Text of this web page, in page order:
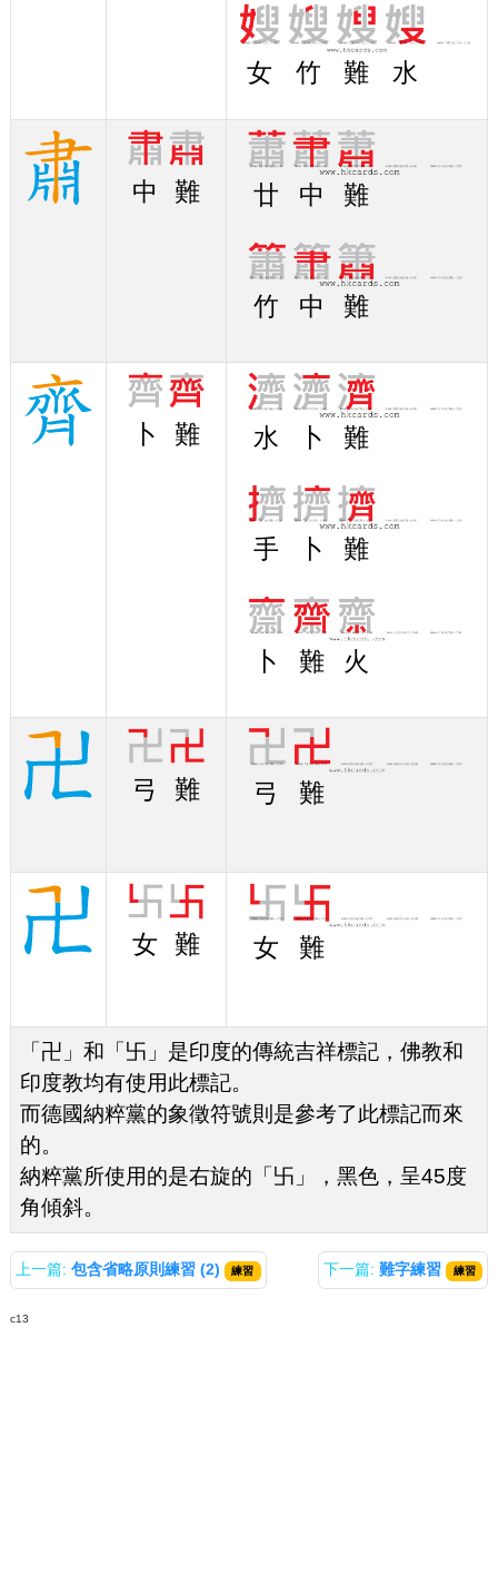
女 竹 難 水
中 難 廿 中 難
竹 中 難
卜 難 水 卜 難
手 卜 難
卜 難 火
弓 難 弓 難
女 難 女 難
「卍」和「卐」是印度的傳統吉祥標記，佛教和
印度教均有使用此標記。
而德國納粹黨的象徵符號則是參考了此標記而來
的。
納粹黨所使用的是右旋的「卐」，黑色，呈45度
角傾斜。
上一篇: 包含省略原則練習 (2) 練習 下一篇: 難字練習 練習
c13